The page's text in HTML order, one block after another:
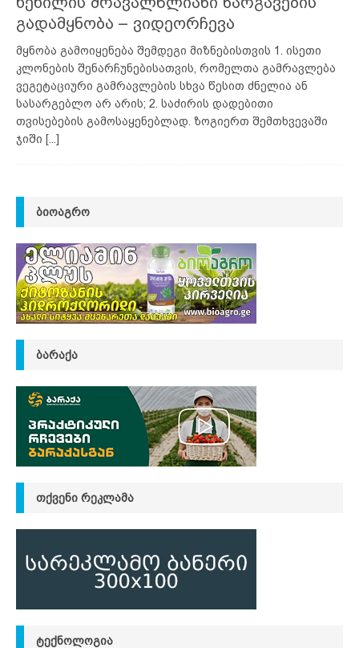
გადამყნობა – ვიდეორჩევა
მყნობა გამოიყენება შემდეგი მიზნებისთვის 1. ისეთი
კლონების შენარჩუნებისათვის, რომელთა გამრავლება
ვეგეტაციური გამრავლების სხვა წესით ძნელია ან
სასარგებლო არ არის; 2. საძირის დადებითი
თვისებების გამოსაყენებლად. ზოგიერთ შემთხვევაში
ჯიში [...]
ᲑᲘᲝᲐᲒᲠᲝ
ᲑᲐᲠᲐᲥᲐ
ᲗᲥᲕᲔᲜᲘ ᲠᲔᲙᲚᲐᲛᲐ
ᲢᲔᲥᲜᲝᲚᲝᲒᲘᲐ